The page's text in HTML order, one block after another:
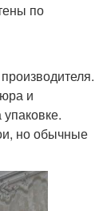
по
и
но обычные